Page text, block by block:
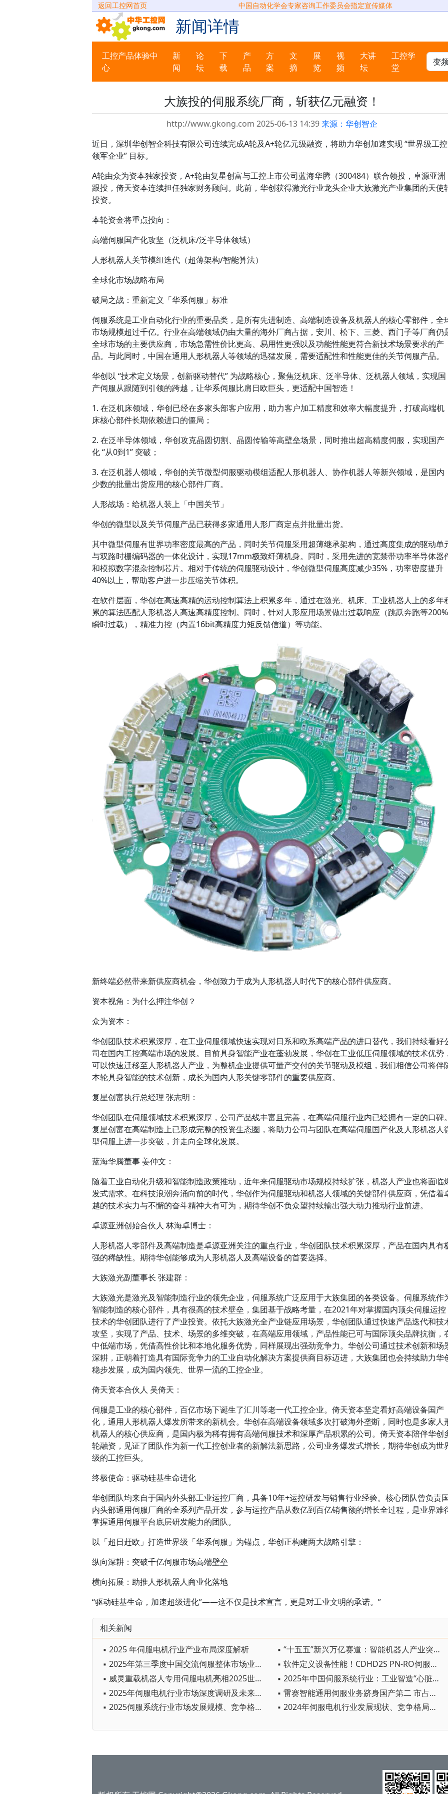
返回工控网首页 中国自动化学会专家咨询工作委员会指定宣传媒体
新闻详情
工控产品体验中
心
新
闻
论
坛
下
载
产
品
方
案
文
摘
展
览
视
频
大讲
坛
工控学
堂
大族投的伺服系统厂商，斩获亿元融资！
http://www.gkong.com 2025-06-13 14:39来源：华创智企
近日，深圳华创智企科技有限公司连续完成A轮及A+轮亿元级融资，将助力华创加速实现 “世界级工控
领军企业” 目标。
A轮由众为资本独家投资，A+轮由复星创富与工控上市公司蓝海华腾（300484）联合领投，卓源亚洲
跟投，倚天资本连续担任独家财务顾问。此前，华创获得激光行业龙头企业大族激光产业集团的天使
投资。
本轮资金将重点投向：
高端伺服国产化攻坚（泛机床/泛半导体领域）
人形机器人关节模组迭代（超薄架构/智能算法）
全球化市场战略布局
破局之战：重新定义「华系伺服」标准
伺服系统是工业自动化行业的重要品类，是所有先进制造、高端制造设备及机器人的核心零部件，全
市场规模超过千亿。行业在高端领域仍由大量的海外厂商占据，安川、松下、三菱、西门子等厂商仍
全球市场的主要供应商，市场急需性价比更高、易用性更强以及功能性能更符合新技术场景要求的产
品。与此同时，中国在通用人形机器人等领域的迅猛发展，需要适配性和性能更佳的关节伺服产品。
华创以 “技术定义场景，创新驱动替代” 为战略核心，聚焦泛机床、泛半导体、泛机器人领域，实现国
产伺服从跟随到引领的跨越，让华系伺服比肩日欧巨头，更适配中国智造！
1. 在泛机床领域，华创已经在多家头部客户应用，助力客户加工精度和效率大幅度提升，打破高端机
床核心部件长期依赖进口的僵局；
2. 在泛半导体领域，华创攻克晶圆切割、晶圆传输等高壁垒场景，同时推出超高精度伺服，实现国产
化 “从0到1” 突破；
3. 在泛机器人领域，华创的关节微型伺服驱动模组适配人形机器人、协作机器人等新兴领域，是国内
少数的批量出货应用的核心部件厂商。
人形战场：给机器人装上「中国关节」
华创的微型以及关节伺服产品已获得多家通用人形厂商定点并批量出货。
其中微型伺服有世界功率密度最高的产品，同时关节伺服采用超薄继承架构，通过高度集成的驱动单
与双路时栅编码器的一体化设计，实现17mm极致纤薄机身。同时，采用先进的宽禁带功率半导体器
和模拟数字混杂控制芯片。相对于传统的伺服驱动设计，华创微型伺服高度减少35%，功率密度提升
40%以上，帮助客户进一步压缩关节体积。
在软件层面，华创在高速高精的运动控制算法上积累多年，通过在激光、机床、工业机器人上的多年
累的算法匹配人形机器人高速高精度控制。同时，针对人形应用场景做出过载响应（跳跃奔跑等200%
瞬时过载），精准力控（内置16bit高精度力矩反馈信道）等功能。
新终端必然带来新供应商机会，华创致力于成为人形机器人时代下的核心部件供应商。
资本视角：为什么押注华创？
众为资本：
华创团队技术积累深厚，在工业伺服领域快速实现对日系和欧系高端产品的进口替代，我们持续看好
司在国内工控高端市场的发展。目前具身智能产业在蓬勃发展，华创在工业低压伺服领域的技术优势，
可以快速迁移至人形机器人产业，为整机企业提供可量产交付的关节驱动及模组，我们相信公司将伴
本轮具身智能的技术创新，成长为国内人形关键零部件的重要供应商。
复星创富执行总经理 张志明：
华创团队在伺服领域技术积累深厚，公司产品线丰富且完善，在高端伺服行业内已经拥有一定的口碑。
复星创富在高端制造上已形成完整的投资生态圈，将助力公司与团队在高端伺服国产化及人形机器人
型伺服上进一步突破，并走向全球化发展。
蓝海华腾董事 姜仲文：
随着工业自动化升级和智能制造政策推动，近年来伺服驱动市场规模持续扩张，机器人产业也将面临
发式需求。在科技浪潮奔涌向前的时代，华创作为伺服驱动和机器人领域的关键部件供应商，凭借着
越的技术实力与不懈的奋斗精神大有可为，期待华创不负众望持续输出强大动力推动行业前进。
卓源亚洲创始合伙人 林海卓博士：
人形机器人零部件及高端制造是卓源亚洲关注的重点行业，华创团队技术积累深厚，产品在国内具有
强的稀缺性。期待华创能够成为人形机器人及高端设备的首要选择。
大族激光副董事长 张建群：
大族激光是激光及智能制造行业的领先企业，伺服系统广泛应用于大族集团的各类设备。伺服系统作
智能制造的核心部件，具有很高的技术壁垒，集团基于战略考量，在2021年对掌握国内顶尖伺服运控
技术的华创团队进行了产业投资。依托大族激光全产业链应用场景，华创团队通过快速产品迭代和技
攻坚，实现了产品、技术、场景的多维突破，在高端应用领域，产品性能已可与国际顶尖品牌抗衡，
中低端市场，凭借高性价比和本地化服务优势，同样展现出强劲竞争力。华创公司通过技术创新和场
深耕，正朝着打造具有国际竞争力的工业自动化解决方案提供商目标迈进，大族集团也会持续助力华
稳步发展，成为国内领先、世界一流的工控企业。
倚天资本合伙人 吴倚天：
伺服是工业的核心部件，百亿市场下诞生了汇川等老一代工控企业。倚天资本坚定看好高端设备国产
化，通用人形机器人爆发所带来的新机会。华创在高端设备领域多次打破海外垄断，同时也是多家人
机器人的核心供应商，是国内极为稀有拥有高端伺服技术和深厚产品积累的公司。倚天资本陪伴华创
轮融资，见证了团队作为新一代工控创业者的新解法新思路，公司业务爆发式增长，期待华创成为世
级的工控巨头。
终极使命：驱动硅基生命进化
华创团队均来自于国内外头部工业运控厂商，具备10年+运控研发与销售行业经验。核心团队曾负责
内头部通用伺服厂商的全系列产品开发，参与运控产品从数亿到百亿销售额的增长全过程，是业界难
掌握通用伺服平台底层研发能力的团队。
以「超日赶欧」打造世界级「华系伺服」为锚点，华创正构建两大战略引擎：
纵向深耕：突破千亿伺服市场高端壁垒
横向拓展：助推人形机器人商业化落地
“驱动硅基生命，加速超级进化”——这不仅是技术宣言，更是对工业文明的承诺。”
相关新闻
▪ 2025 年伺服电机行业产业布局深度解析
▪ “十五五”新兴万亿赛道：智能机器人产业突围战，核心部件国产化加速，产业链格局重塑
▪ 2025年第三季度中国交流伺服整体市场业绩增长超10%，“老牌黑马”强势突围
▪ 软件定义设备性能！CDHD2S PN-RO伺服如何赋能多行业升级
▪ 威灵重载机器人专用伺服电机亮相2025世界机器人大会
▪ 2025年中国伺服系统行业：工业智造“心脏”的升级革命
▪ 2025年伺服电机行业市场深度调研及未来发展趋势预测
▪ 雷赛智能通用伺服业务跻身国产第二 市占率突破3.8%
▪ 2025伺服系统行业市场发展规模、竞争格局分析
▪ 2024年伺服电机行业发展现状、竞争格局及未来发展趋势与前景分析